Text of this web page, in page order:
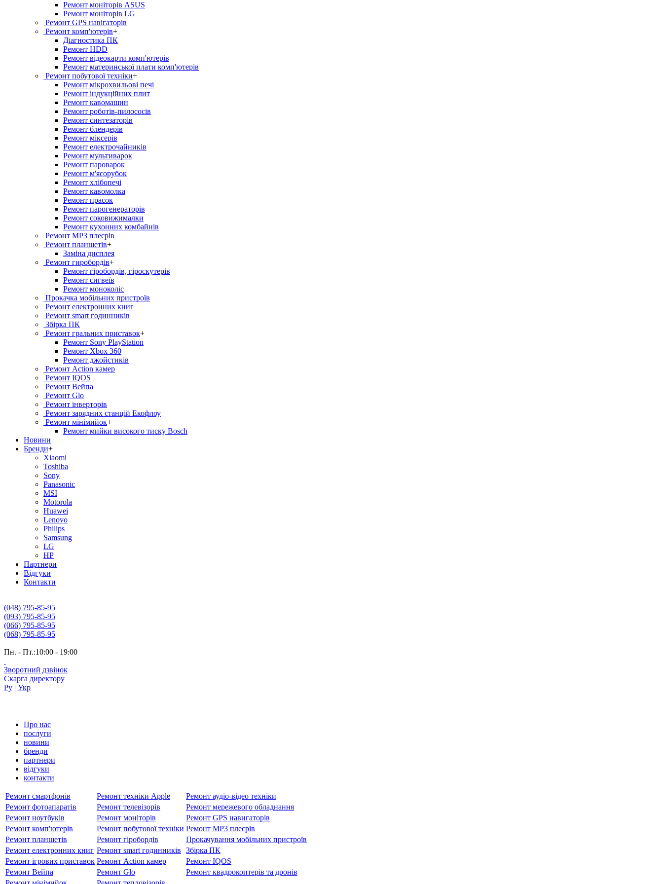
Ремонт моніторів ASUS
Ремонт моніторів LG
Ремонт GPS навігаторів
Ремонт комп'ютерів+
Діагностика ПК
Ремонт HDD
Ремонт відеокарти комп'ютерів
Ремонт материнської плати комп'ютерів
Ремонт побутової техніки+
Ремонт мікрохвильові печі
Ремонт індукційних плит
Ремонт кавомашин
Ремонт роботів-пилососів
Ремонт синтезаторів
Ремонт блендерiв
Ремонт мiксерiв
Ремонт електрочайників
Ремонт мультиварок
Ремонт пароварок
Ремонт м'ясорубок
Ремонт хлiбопечi
Ремонт кавомолка
Ремонт прасок
Ремонт парогенераторiв
Ремонт соковижималки
Ремонт кухонних комбайнів
Ремонт MP3 плеєрів
Ремонт планшетів+
Заміна дисплея
Ремонт гиробордiв+
Ремонт гіробордів, гіроскутерів
Ремонт сигвеїв
Ремонт моноколіс
Прокачка мобільних пристроїв
Ремонт електронних книг
Ремонт smart годинників
Збірка ПК
Ремонт гральних приставок+
Ремонт Sony PlayStation
Ремонт Xbox 360
Ремонт джойстиків
Ремонт Action камер
Ремонт IQOS
Ремонт Вейпа
Ремонт Glo
Ремонт інверторів
Ремонт зарядних станцій Екофлоу
Ремонт мiнiмийок+
Ремонт мийки високого тиску Bosch
Новини
Бренди+
Xiaomi
Toshiba
Sony
Panasonic
MSI
Motorola
Huawei
Lenovo
Philips
Samsung
LG
HP
Партнери
Вiдгуки
Контакти
(048) 795-85-95
(093) 795-85-95
(066) 795-85-95
(068) 795-85-95
Пн. - Пт.:10:00 - 19:00
Зворотний дзвінок
Скарга директору
Ру | Укр
Про нас
послуги
новини
бренди
партнери
вiдгуки
контакти
Ремонт смартфонів Ремонт техніки Apple
Ремонт аудіо-відео техніки
Ремонт фотоапаратів
Ремонт телевізорів
Ремонт мережевого обладнання
Ремонт ноутбуків
Ремонт моніторів
Ремонт GPS навигаторів
Ремонт комп'ютерів
Ремонт побутової техніки Ремонт MP3 плеєрів
Ремонт планшетів
Ремонт гіробордів
Прокачування мобільних пристроїв
Ремонт електронних книг Ремонт smart годинників
Збірка ПК
Ремонт ігрових приставок Ремонт Action камер
Ремонт IQOS
Ремонт Вейпа
Ремонт Glo
Ремонт квадрокоптерів та дронів